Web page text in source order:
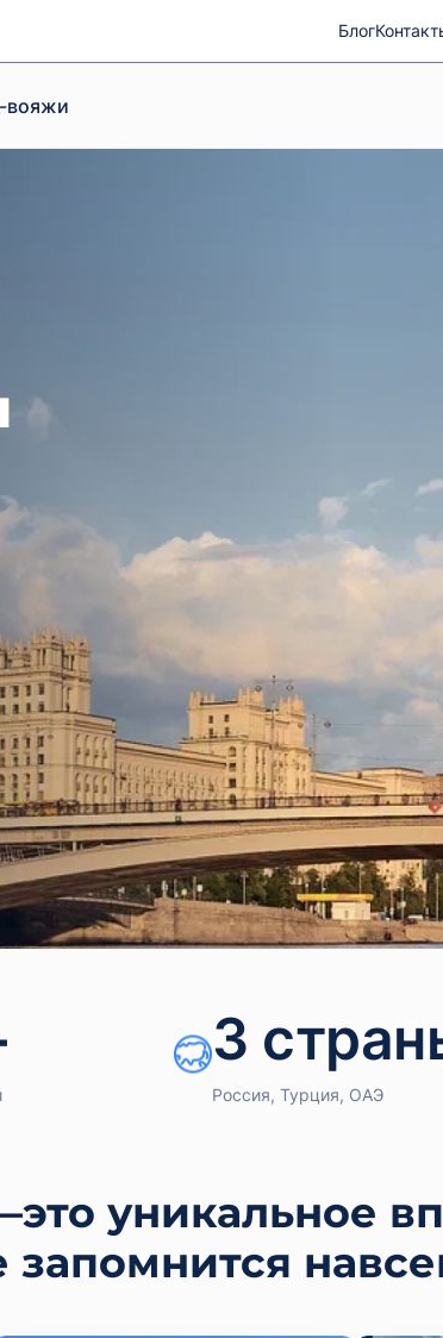
Блог
вояжи
3
Россия, Турция, ОАЭ
уникальное
запомнится